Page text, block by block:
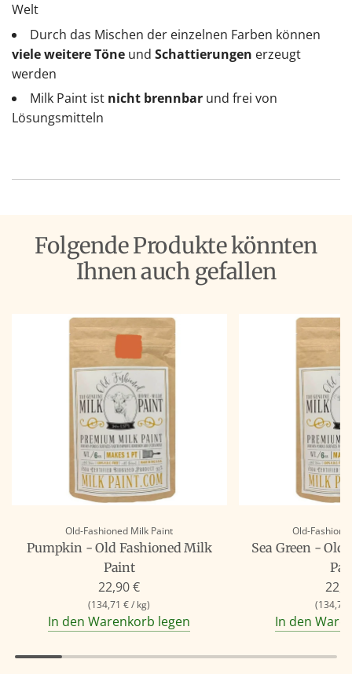
Welt
Durch das Mischen der einzelnen Farben können
viele weitere Töne und Schattierungen erzeugt
werden
Milk Paint ist nicht brennbar und frei von
Lösungsmitteln
Folgende Produkte könnten
Ihnen auch gefallen
Old-Fashioned Milk Paint
Pumpkin - Old Fashioned Milk
Paint
22,90 €
(134,71 €/ kg)
In den Warenkorb legen
Old-
Sea Green -
(134,71
In den